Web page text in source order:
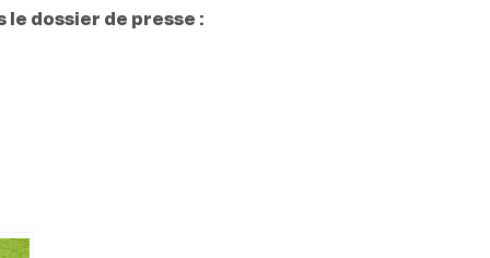
dossier de presse :